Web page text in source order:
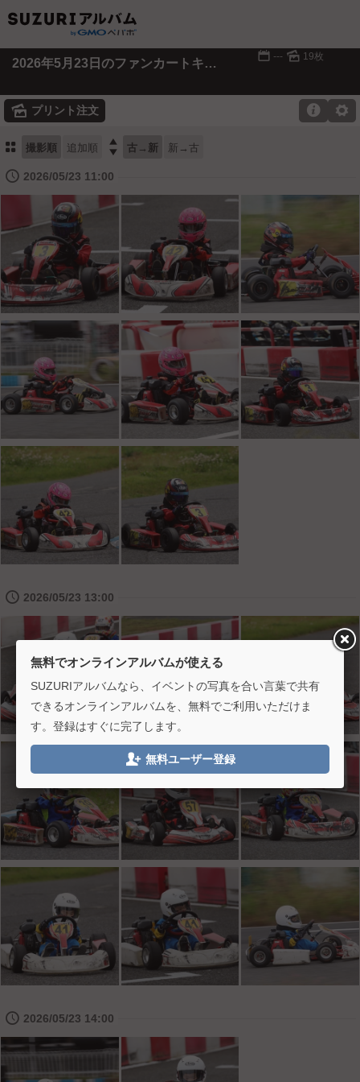
2026年5月23日のファンカートキッズ 📅 --- 🌄 19枚
🌄 プリント注文 ⚙

⚏ 撮影順 追加順  古→新 新→古
🕔 2026/05/23 11:00
🕔 2026/05/23 13:00
🕔 2026/05/23 14:00
無料でオンラインアルバムが使える
SUZURIアルバムなら、イベントの写真を合い言葉で共有
できるオンラインアルバムを、無料でご利用いただけま
す。登録はすぐに完了します。
 無料ユーザー登録